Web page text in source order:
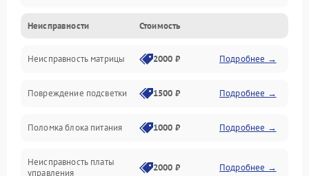
Неисправность интерфейсов
Прочие неисправности
Неисправность звука
Механические повреждения
Неисправности Стоимость
Неисправность матрицы 2000 ₽ Подробнее →
Повреждение подсветки 1500 ₽ Подробнее →
Поломка блока питания 1000 ₽ Подробнее →
Неисправность платы
управления
2000 ₽ Подробнее →